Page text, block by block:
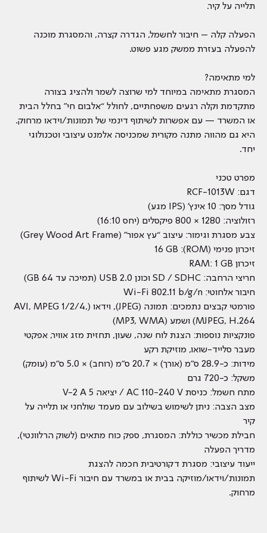
תלייה על קיר.
הפעלה קלה – חיבור לחשמל, הגדרה קצרה, והמסגרת מוכנה
להפעלה בעזרת ממשק מגע פשוט.
למי מתאימה?
המסגרת מתאימה במיוחד למי שרוצה לשמר ולהציג בצורה
מתקדמת וקלה רגעים משפחתיים, לחולל “אלבום חי” בחלל הבית
או המשרד — עם אפשרות לשיתוף דינמי של תמונות/וידאו מרחוק.
היא גם מהווה מתנה מקורית שמכניסה אלמנט עיצובי וטכנולוגי
יחד.
מפרט טכני
דגם: RCF-1013W
גודל מסך: 10 אינץ’ (IPS מגע)
רזולוציה: 1280 × 800 פיקסלים (יחס 16:10)
צבע מסגרת וגימור: עיצוב “עץ אפור” (Grey Wood Art Frame)
זיכרון פנימי (ROM): 16 GB
זיכרון RAM: 1 GB
חריצי הרחבה: SD / SDHC וכונן USB 2.0 (תמיכה עד 64 GB)
חיבור אלחוטי: Wi-Fi ‎802.11 b/g/n
פורמטי קבצים נתמכים: תמונה (JPEG), וידאו (AVI, MPEG 1/2/4,
MJPEG, H.264) ושמע (MP3, WMA)
פונקציות נוספות: הצגת לוח שנה, שעון, תחזית מזג אוויר, אפקטי
מעבר סלייד-שואו, מוזיקת רקע
מידות: כ-28.9 ס״מ (אורך) × 20.7 ס״מ (רוחב) × 5.0 ס״מ (עומק)
משקל: כ-720 גרם
מתח חשמל: כניסת AC 110-240 V / יציאה 5 V-2 A
מצב הצבה: ניתן לשימוש בשילוב עם מעמד שולחני או תלייה על
קיר
חבילת מכשיר כוללת: המסגרת, ספק כוח מתאים (לשוק הרלוונטי),
מדריך הפעלה
ייעוד עיצובי: מסגרת דקורטיבית חכמה להצגת
תמונות/וידאו/מוזיקה בבית או במשרד עם חיבור Wi-Fi לשיתוף
מרחוק.